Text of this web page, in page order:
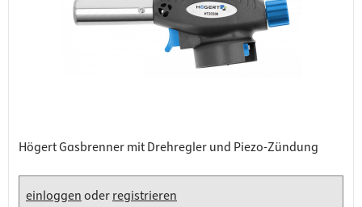
Högert Gasbrenner mit Drehregler und Piezo-Zündung
einloggenoderregistrieren